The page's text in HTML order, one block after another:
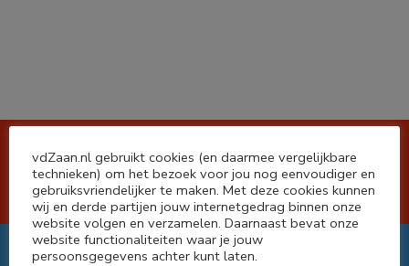
Koop je bij ons, dan koop je bij
de lokale vakman!
vdZaan.nl gebruikt cookies (en daarmee vergelijkbare
technieken) om het bezoek voor jou nog eenvoudiger en
gebruiksvriendelijker te maken. Met deze cookies kunnen
wij en derde partijen jouw internetgedrag binnen onze
website volgen en verzamelen. Daarnaast bevat onze
website functionaliteiten waar je jouw
persoonsgegevens achter kunt laten.